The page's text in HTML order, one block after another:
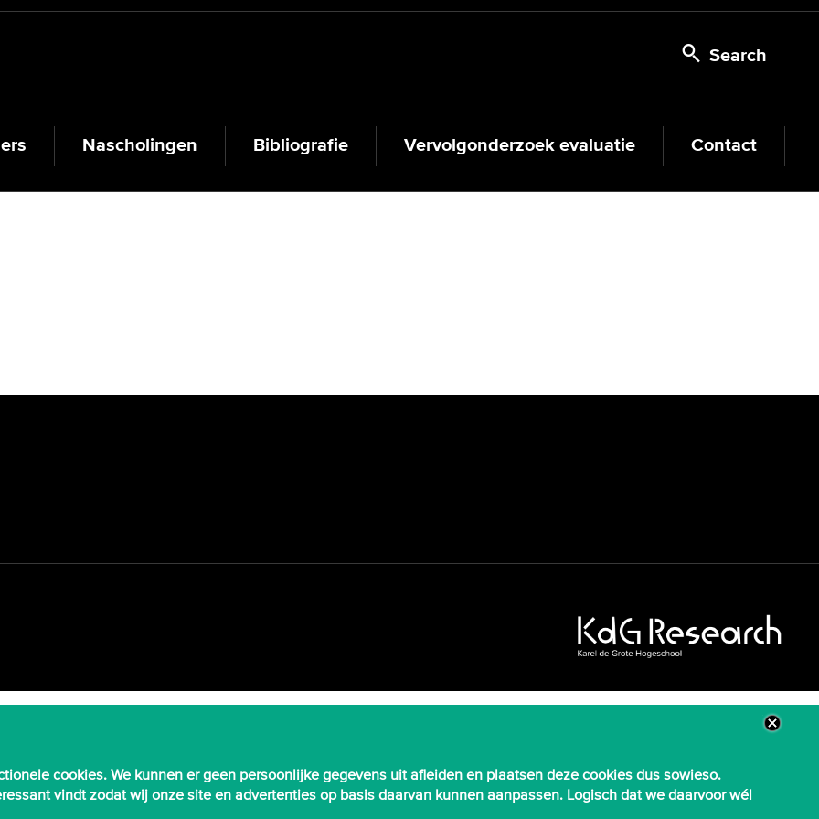
cookies. We kunnen er geen persoonlijke gegevens uit afleiden en plaatsen deze cookies dus sowieso.
vindt zodat wij onze site en advertenties op basis daarvan kunnen aanpassen. Logisch dat we daarvoor wél
Search
Nascholingen Bibliografie Vervolgonderzoek evaluatie Contact